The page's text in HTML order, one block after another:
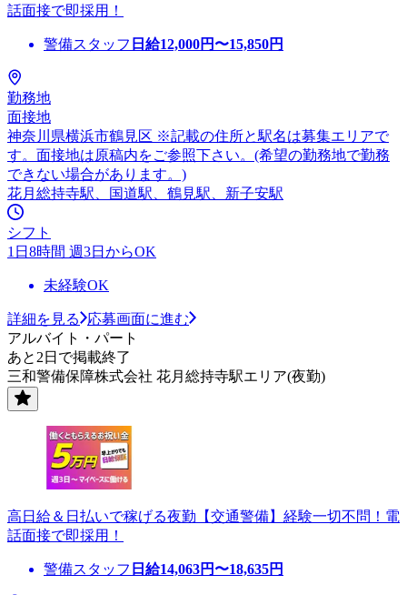
話面接で即採用！
警備スタッフ 日給12,000円〜15,850円
勤務地
面接地
神奈川県横浜市鶴見区 ※記載の住所と駅名は募集エリアで
す。面接地は原稿内をご参照下さい。(希望の勤務地で勤務
できない場合があります。)
花月総持寺駅、国道駅、鶴見駅、新子安駅
シフト
1日8時間 週3日からOK
未経験OK
詳細を見る
応募画面に進む
アルバイト・パート
あと2日で掲載終了
三和警備保障株式会社 花月総持寺駅エリア(夜勤)
高日給＆日払いで稼げる夜勤【交通警備】経験一切不問！電
話面接で即採用！
警備スタッフ 日給14,063円〜18,635円